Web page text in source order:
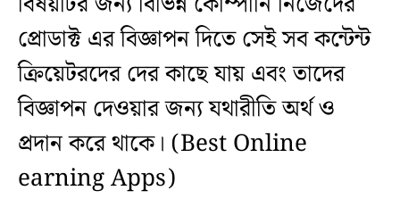
প্রোডাক্ট এর বিজ্ঞাপন দিতে সেই সব কন্টেন্ট
ক্রিয়েটরদের দের কাছে যায় এবং তাদের
বিজ্ঞাপন দেওয়ার জন্য যথারীতি অর্থ ও
প্রদান করে থাকে। (Best Online
earning Apps)